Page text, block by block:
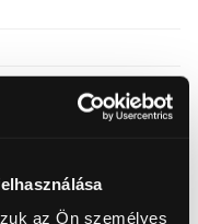
az Ön személyes